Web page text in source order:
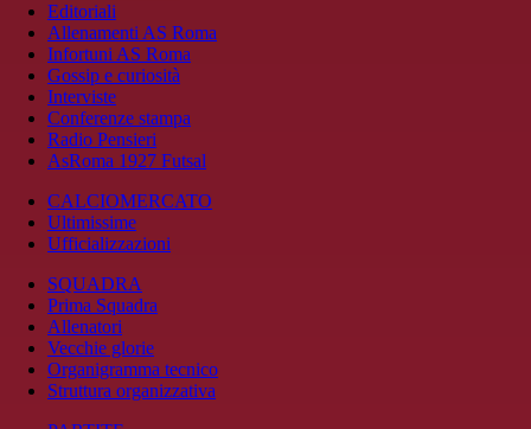
Editoriali
Allenamenti AS Roma
Infortuni AS Roma
Gossip e curiosità
Interviste
Conferenze stampa
Radio Pensieri
AsRoma 1927 Futsal
CALCIOMERCATO
Ultimissime
Ufficializzazioni
SQUADRA
Prima Squadra
Allenatori
Vecchie glorie
Organigramma tecnico
Struttura organizzativa